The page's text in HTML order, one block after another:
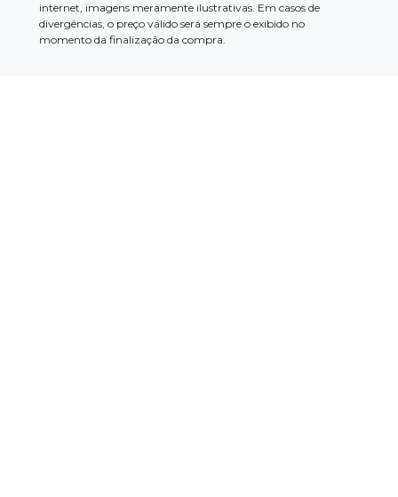
internet, imagens meramente ilustrativas. Em casos de
divergências, o preço válido será sempre o exibido no
momento da finalização da compra.